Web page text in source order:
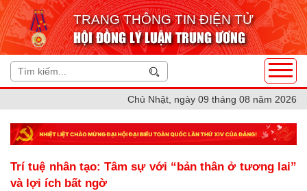
TRANG THÔNG TIN ĐIỆN TỬ
HỘI ĐỒNG LÝ LUẬN TRUNG ƯƠNG
Chủ Nhật, ngày 09 tháng 08 năm 2026
Trí tuệ nhân tạo: Tâm sự với “bản thân ở tương lai”
và lợi ích bất ngờ